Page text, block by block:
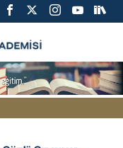
AKADEMİSİ